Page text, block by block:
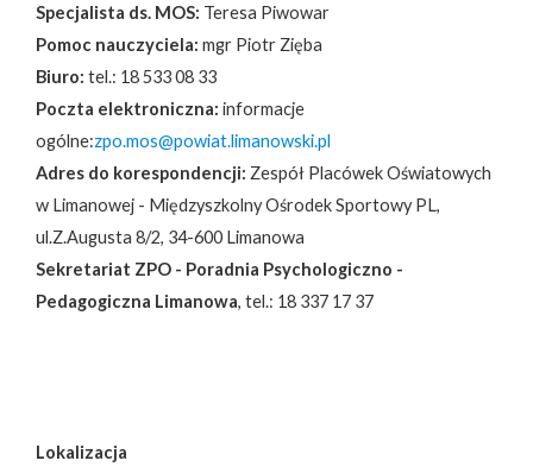
Specjalista ds. MOS: Teresa Piwowar
Pomoc nauczyciela: mgr Piotr Zięba
Biuro: tel.: 18 533 08 33
Poczta elektroniczna: informacje
ogólne:zpo.mos@powiat.limanowski.pl
Adres do korespondencji: Zespół Placówek Oświatowych
w Limanowej - Międzyszkolny Ośrodek Sportowy PL,
ul.Z.Augusta 8/2, 34-600 Limanowa
Sekretariat ZPO - Poradnia Psychologiczno -
Pedagogiczna Limanowa, tel.: 18 337 17 37
Lokalizacja